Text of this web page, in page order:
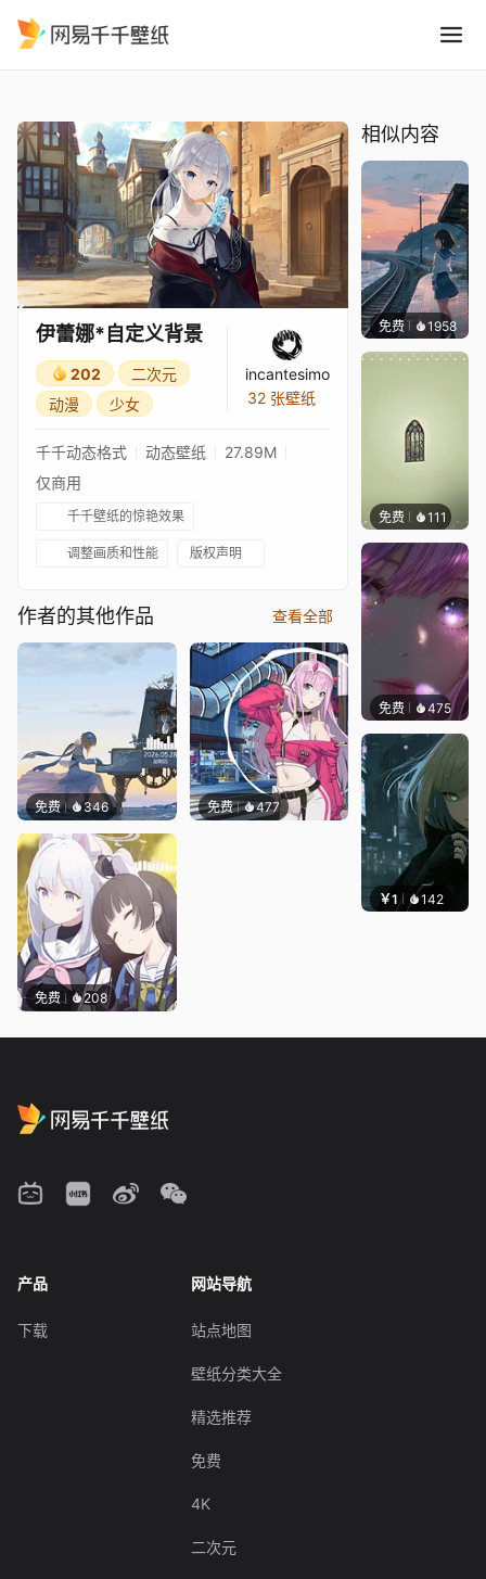
伊蕾娜*自定义背景
202
二次元
动漫
少女
incantesimo
32 张壁纸
千千动态格式 动态壁纸
27.89M
仅商用
千千壁纸的惊艳效果
调整画质和性能 版权声明
作者的其他作品 查看全部
免费 346 免费 477
免费 208
相似内容
免费 1958辰东
免费 111 木木
免费 475辰东
￥1 142
产品
下载
网站导航
站点地图
壁纸分类大全
精选推荐
免费
4K
二次元